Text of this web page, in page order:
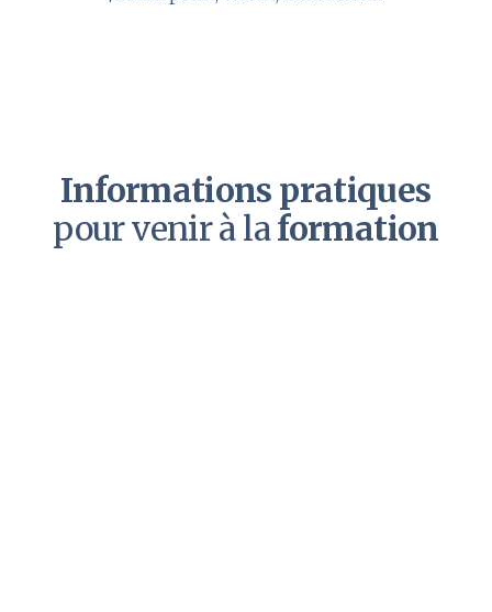
Informations pratiques
pour venir à laformation